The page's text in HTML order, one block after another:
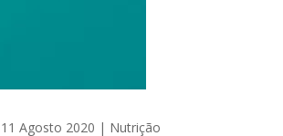
11 Agosto 2020 | Nutrição